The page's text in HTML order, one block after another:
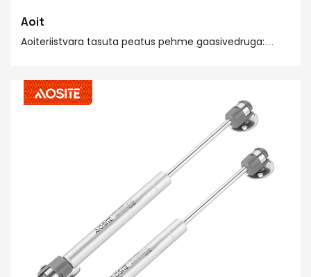
Aoit
Aoiteriistvara tasuta peatus pehme gaasivedruga:
See võimaldab teil hüvasti jätta traditsiooniliste
hingede segamise ja müraga ning kogeda sujuvat ja
vaikset kapi ukseoperatsiooni. Selle klanitud ja
kaasaegne disain integreerub suurepäraselt